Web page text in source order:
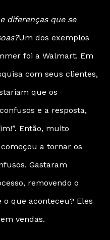
diferenças que se
Um dos exemplos
foi a Walmart. Em
com seus clientes,
que os
e a resposta,
Então, muito
a tornar os
Gastaram
removendo o
o que aconteceu? Eles
vendas.